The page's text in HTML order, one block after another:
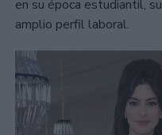
en su época estudiantil,
amplio perfil laboral.